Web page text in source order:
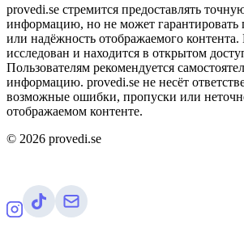
provedi.se стремится предоставлять
информацию, но не может гарантировать
или надёжность отображаемого контента.
исследован и находится в открытом
Пользователям рекомендуется
информацию. provedi.se не несёт
возможные ошибки, пропуски или
отображаемом контенте.
© 2026 provedi.se